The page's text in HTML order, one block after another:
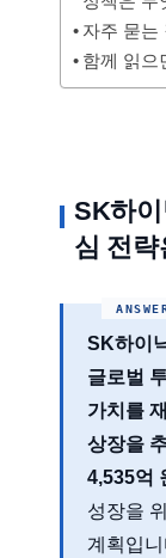
자주 묻는
함께 읽으
SK하
심 전
SK하이
글로벌
가치를
상장을
4,535억
성장을
계획입